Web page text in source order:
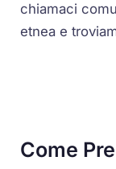
chiamaci
etnea e
Come